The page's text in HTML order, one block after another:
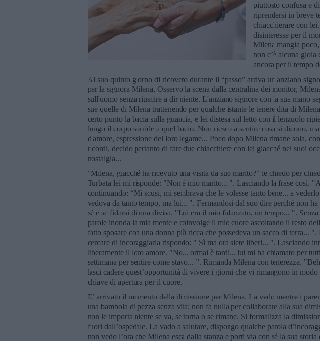
piuttosto confusa e
riprendersi in breve
chiacchierare con
disinteresse per il
Milena mangia
non c’è alcuna gioia
ancora per il tempo
Al suo quinto giorno di ricovero durante il “passo” arriva un anziano
per la signora Milena, Osservo la scena dalla centralina dei monitor,
sull'uomo senza riuscire a dir niente. L'anziano signore con la sua mano
sue quelle di Milena trattenendo per qualche istante le tenere dita di
certo punto la bacia sulla guancia, e lei distesa sul letto con il lenzuolo
lungo il corpo sorride a quel bacio. Non riesco a sentire cosa si dicono,
d'amore, espressione del loro legame... Poco dopo Milena rimane sola,
ricordi, decido pertanto di fare due chiacchiere con lei giacché nei suoi
nostalgia...
"Milena, giacché ha ricevuto una visita da suo marito?" le chiedo per
Turbata lei mi risponde: "Non è mio marito... ". Lasciando la frase così.
continuando: “Mi scusi, mi sembrava che le volesse tanto bene... a
vedova da tanto tempo, ma lui... ". Fermandosi dal suo dire perché non ha
sé e se fidarsi di una divisa. "Lui era il mio fidanzato, un tempo... ". Senza
parole inonda la mia mente e coinvolge il mio cuore ascoltando il resto
fatto sposare con una donna più ricca che possedeva un sacco di terra...
cercare di incoraggiarla rispondo: " Sì ma ora siete liberi... ". Lasciando
liberamente il loro amore. "No... ormai è tardi... lui mi ha chiamato per
settimana per sentire come stavo... ”. Rimanda Milena con tenerezza.
lasci cadere quest’opportunità di vivere i giorni che vi rimangono in
chiave di apertura per il cuore.
E’ arrivato il momento della dimissione per Milena. La vedo mentre i
una bambola di pezza senza vita; non fa nulla per collaborare alla sua
non le importa niente se va, se torna o se rimane. Si formalizza la
fuori dall’ospedale. La vado a salutare, dispongo qualche parola
non vedo l’ora che Milena esca dalla stanza e porti via con sé la sua